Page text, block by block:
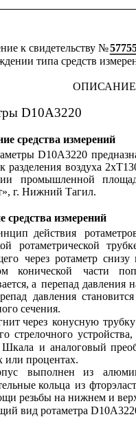
к свидетельству №
типа средств
ОПИСАНИЕ
D10A3220
средства измерений
D10A3220
разделения воздуха
промышленной
г. Нижний Тагил.
средства измерений
действия
ротаметрической
через ротаметр снизу
конической части
а перепад давления
давления становится
сечения.
через конусную трубку
стрелочного устройства,
Шкала и аналоговый
или процентах.
выполнен из
кольца из
резьбы на нижнем и
вид ротаметра